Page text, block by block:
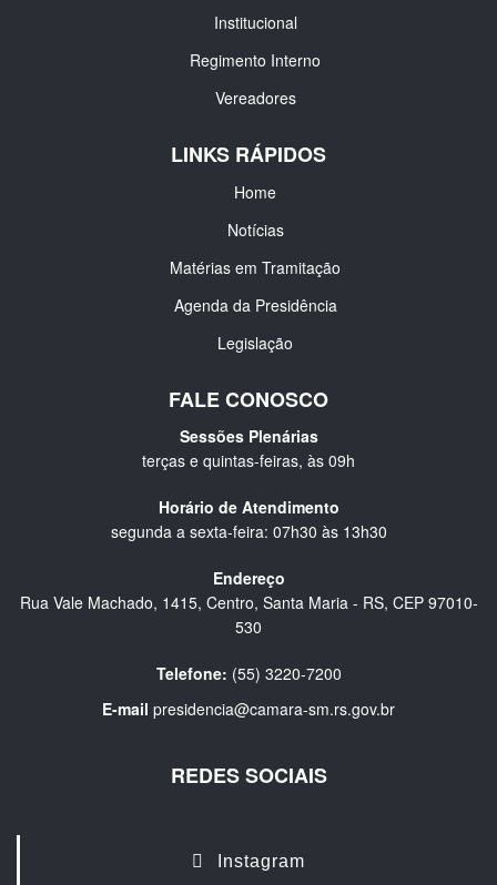
Institucional
Regimento Interno
Vereadores
LINKS RÁPIDOS
Home
Notícias
Matérias em Tramitação
Agenda da Presidência
Legislação
FALE CONOSCO
Sessões Plenárias
terças e quintas-feiras, às 09h
Horário de Atendimento
segunda a sexta-feira: 07h30 às 13h30
Endereço
Rua Vale Machado, 1415, Centro, Santa Maria - RS, CEP 97010-
530
Telefone: (55) 3220-7200
E-mail presidencia@camara-sm.rs.gov.br
REDES SOCIAIS
Instagram